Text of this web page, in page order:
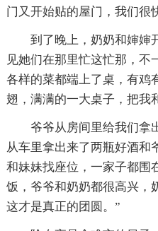
门又开始贴的屋门，我们很
到了晚上，奶奶和婶婶
见她们在那里忙这忙那，不
各样的菜都端上了桌，有鸡
翅，满满的一大桌子，把我
爷爷从房间里给我们拿
从车里拿出来了两瓶好酒和
和妹妹找座位，一家子都围
饭，爷爷和奶奶都很高兴，
这才是真正的团圆。”